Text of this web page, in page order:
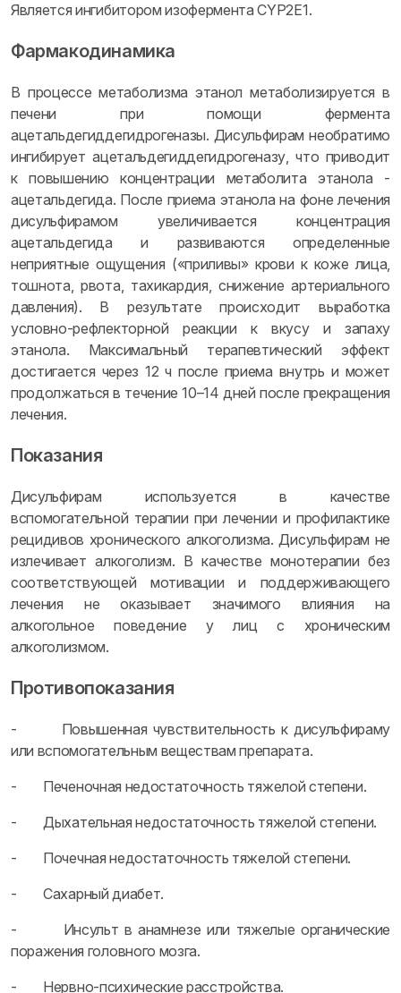
Является ингибитором изофермента CYP2E1.
Фармакодинамика
В процессе метаболизма этанол метаболизируется в
печени при помощи фермента
ацетальдегиддегидрогеназы. Дисульфирам необратимо
ингибирует ацетальдегиддегидрогеназу, что приводит
к повышению концентрации метаболита этанола -
ацетальдегида. После приема этанола на фоне лечения
дисульфирамом увеличивается концентрация
ацетальдегида и развиваются определенные
неприятные ощущения («приливы» крови к коже лица,
тошнота, рвота, тахикардия, снижение артериального
давления). В результате происходит выработка
условно-рефлекторной реакции к вкусу и запаху
этанола. Максимальный терапевтический эффект
достигается через 12 ч после приема внутрь и может
продолжаться в течение 10–14 дней после прекращения
лечения.
Показания
Дисульфирам используется в качестве
вспомогательной терапии при лечении и профилактике
рецидивов хронического алкоголизма. Дисульфирам не
излечивает алкоголизм. В качестве монотерапии без
соответствующей мотивации и поддерживающего
лечения не оказывает значимого влияния на
алкогольное поведение у лиц с хроническим
алкоголизмом.
Противопоказания
- Повышенная чувствительность к дисульфираму
или вспомогательным веществам препарата.
- Печеночная недостаточность тяжелой степени.
- Дыхательная недостаточность тяжелой степени.
- Почечная недостаточность тяжелой степени.
- Сахарный диабет.
- Инсульт в анамнезе или тяжелые органические
поражения головного мозга.
- Нервно-психические расстройства.